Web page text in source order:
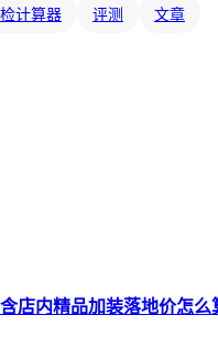
计算器 评测 文章
含店内精品加装落地价怎么